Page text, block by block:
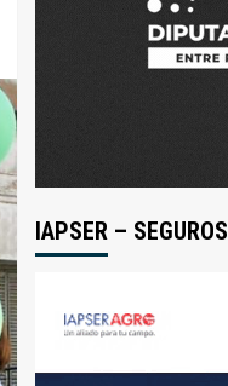
IAPSER – SEGUROS